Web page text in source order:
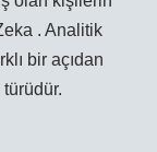
. Analitik
bir açıdan